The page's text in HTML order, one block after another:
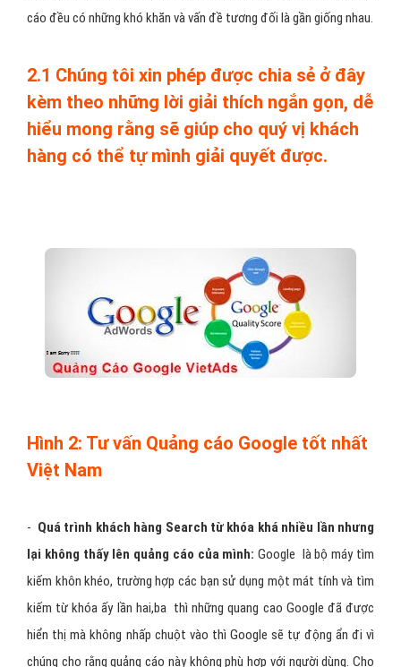
cáo đều có những khó khăn và vấn đề tương đối là gần giống nhau.
2.1 Chúng tôi xin phép được chia sẻ ở đây
kèm theo những lời giải thích ngắn gọn, dễ
hiểu mong rằng sẽ giúp cho quý vị khách
hàng có thể tự mình giải quyết được.
Hình 2: Tư vấn Quảng cáo Google tốt nhất
Việt Nam
- Quá trình khách hàng Search từ khóa khá nhiều lần nhưng
lại không thấy lên quảng cáo của mình: Google là bộ máy tìm
kiếm khôn khéo, trường hợp các bạn sử dụng một mát tính và tìm
kiếm từ khóa ấy lần hai,ba thì những quang cao Google đã được
hiển thị mà không nhấp chuột vào thì Google sẽ tự động ẩn đi vì
chúng cho rằng quảng cáo này không phù hợp với người dùng. Cho